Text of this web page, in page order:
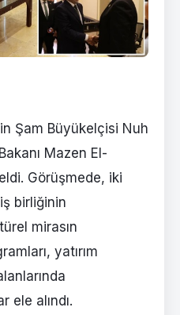
Şam Büyükelçisi Nuh
Mazen El-
Görüşmede, iki
birliğinin
mirasın
yatırım
ele alındı.